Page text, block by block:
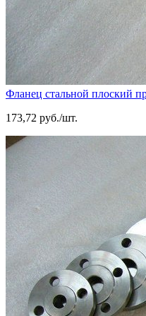
Фланец стальной плоский
173,72 руб./шт.